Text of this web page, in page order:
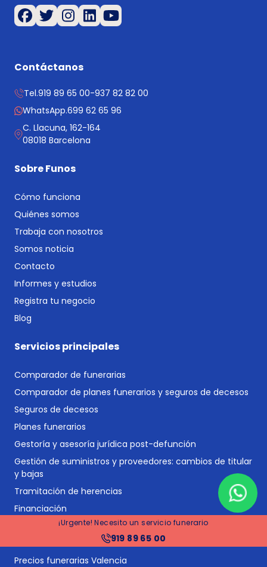
¡Urgente! Necesito un servicio funerario
919 89 65 00
Contáctanos
Tel.919 89 65 00-937 82 82 00
WhatsApp.699 62 65 96
C. Llacuna, 162-164
08018 Barcelona
Sobre Funos
Cómo funciona
Quiénes somos
Trabaja con nosotros
Somos noticia
Contacto
Informes y estudios
Registra tu negocio
Blog
Servicios principales
Comparador de funerarias
Comparador de planes funerarios y seguros de decesos
Seguros de decesos
Planes funerarios
Gestoría y asesoría jurídica post-defunción
Gestión de suministros y proveedores: cambios de titular
y bajas
Tramitación de herencias
Financiación
Precios funerarias Madrid
Precios funerarias Barcelona
Precios funerarias Valencia